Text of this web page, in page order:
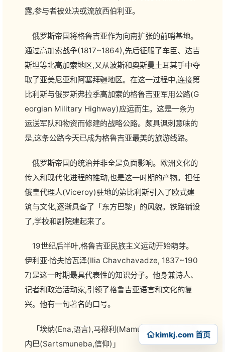
露,参与者被处决或流放西伯利亚。
俄罗斯帝国将格鲁吉亚作为向南扩张的前哨基地。
通过高加索战争(1817~1864),先后征服了车臣、达吉
斯坦等北高加索地区,又从波斯和奥斯曼土耳其手中夺
取了亚美尼亚和阿塞拜疆地区。在这一过程中,连接第
比利斯与俄罗斯弗拉季高加索的格鲁吉亚军用公路(G
eorgian Military Highway)应运而生。这是一条为
运送军队和物资而修建的战略公路。颇具讽刺意味的
是,这条公路今天已成为格鲁吉亚最美的旅游线路。
俄罗斯帝国的统治并非全是负面影响。欧洲文化的
传入和现代化进程的推动,也是这一时期的产物。担任
俄皇代理人(Viceroy)驻地的第比利斯引入了欧式建
筑与文化,逐渐具备了「东方巴黎」的风貌。铁路铺设
了,学校和剧院建起来了。
19世纪后半叶,格鲁吉亚民族主义运动开始萌芽。
伊利亚·恰夫恰瓦泽(Ilia Chavchavadze, 1837~190
7)是这一时期最具代表性的知识分子。他身兼诗人、
记者和政治活动家,引领了格鲁吉亚语言和文化的复
兴。他有一句著名的口号。
「埃纳(Ena,语言),马穆利(Mamuli,祖国),萨尔茨穆
内巴(Sartsmuneba,信仰)」
kimkj.com 首页